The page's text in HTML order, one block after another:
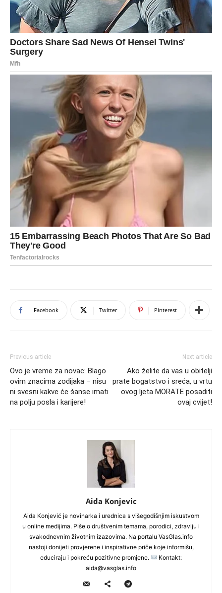
Facebook Twitter Pinterest
Previous article
Ovo je vreme za novac: Blago
ovim znacima zodijaka – nisu
ni svesni kakve će šanse imati
na polju posla i karijere!
Next article
Ako želite da vas u obitelji
prate bogatstvo i sreća, u vrtu
ovog ljeta MORATE posaditi
ovaj cvijet!
Aida Konjevic
Aida Konjević je novinarka i urednica s višegodišnjim iskustvom
u online medijima. Piše o društvenim temama, porodici, zdravlju i
svakodnevnim životnim izazovima. Na portalu VasGlas.info
nastoji donijeti provjerene i inspirativne priče koje informišu,
educiraju i pokreću pozitivne promjene.
Kontakt:
aida@vasglas.info